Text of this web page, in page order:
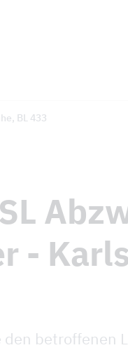
BL 433
-
den betroffenen